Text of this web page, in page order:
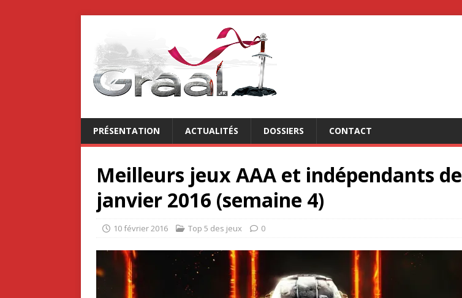
PRÉSENTATION ACTUALITÉS DOSSIERS CONTACT
Meilleurs jeux AAA et indépendants de
janvier 2016 (semaine 4)
10 février 2016 Top 5 des jeux 0